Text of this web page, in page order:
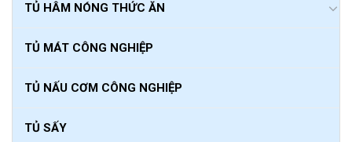
TỦ HÂM NÓNG THỨC ĂN
TỦ MÁT CÔNG NGHIỆP
TỦ NẤU CƠM CÔNG NGHIỆP
TỦ SẤY